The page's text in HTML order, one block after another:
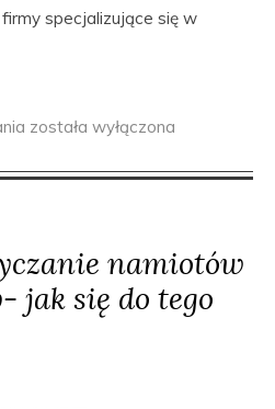
specjalizujące się w
została wyłączona
namiotów
jak się do tego